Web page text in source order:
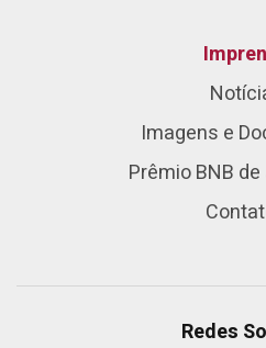
Imagens e
Prêmio BNB
Redes